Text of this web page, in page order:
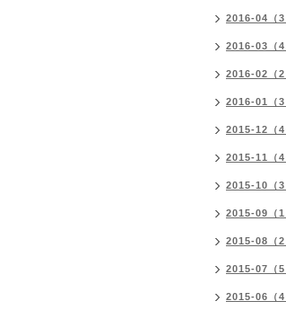
2016-04（3
2016-03（4
2016-02（2
2016-01（3
2015-12（4
2015-11（4
2015-10（3
2015-09（1
2015-08（2
2015-07（5
2015-06（4